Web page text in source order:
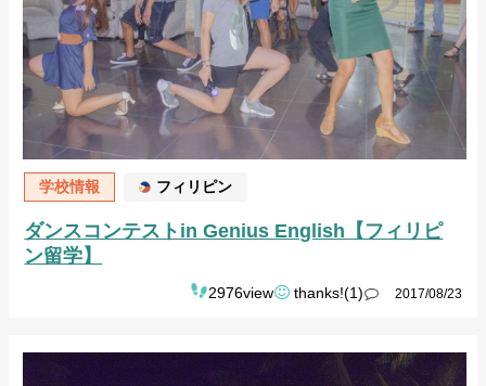
学校情報 フィリピン
ダンスコンテストin Genius English【フィリピ
ン留学】
2976view thanks!(1) 2017/08/23